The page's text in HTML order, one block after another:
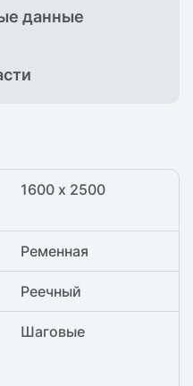
данные
1600 х 2500
Ременная
Реечный
Шаговые